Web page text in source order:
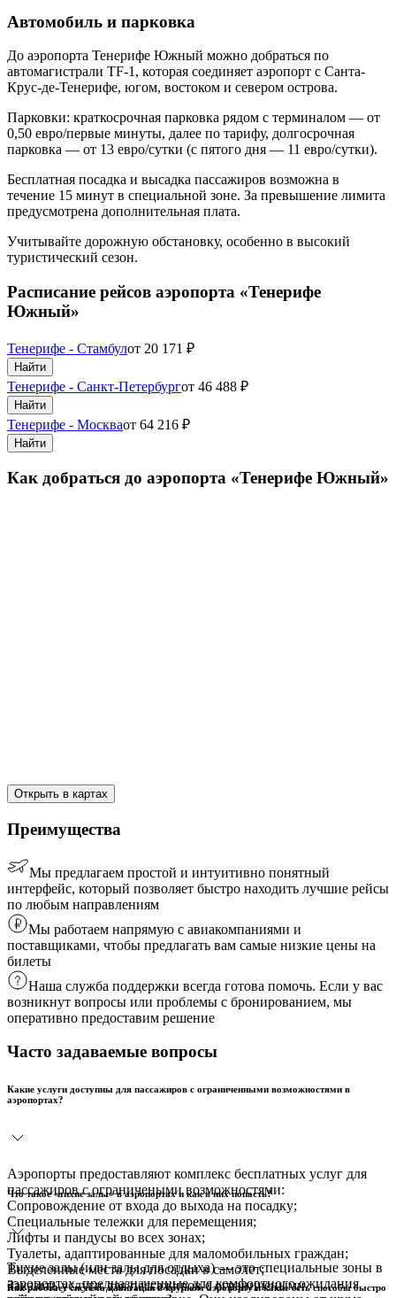
Автомобиль и парковка
До аэропорта Тенерифе Южный можно добраться по
автомагистрали TF-1, которая соединяет аэропорт с Санта-
Крус-де-Тенерифе, югом, востоком и севером острова.
Парковки: краткосрочная парковка рядом с терминалом — от
0,50 евро/первые минуты, далее по тарифу, долгосрочная
парковка — от 13 евро/сутки (с пятого дня — 11 евро/сутки).
Бесплатная посадка и высадка пассажиров возможна в
течение 15 минут в специальной зоне. За превышение лимита
предусмотрена дополнительная плата.
Учитывайте дорожную обстановку, особенно в высокий
туристический сезон.
Расписание рейсов аэропорта «Тенерифе
Южный»
Тенерифе - Стамбулот 20 171 ₽
Найти
Тенерифе - Санкт-Петербургот 46 488 ₽
Найти
Тенерифе - Москваот 64 216 ₽
Найти
Как добраться до аэропорта «Тенерифе Южный»
Открыть в картах
Преимущества
Мы предлагаем простой и интуитивно понятный
интерфейс, который позволяет быстро находить лучшие рейсы
по любым направлениям
Мы работаем напрямую с авиакомпаниями и
поставщиками, чтобы предлагать вам самые низкие цены на
билеты
Наша служба поддержки всегда готова помочь. Если у вас
возникнут вопросы или проблемы с бронированием, мы
оперативно предоставим решение
Часто задаваемые вопросы
Какие услуги доступны для пассажиров с ограниченными возможностями в
аэропортах?
Аэропорты предоставляют комплекс бесплатных услуг для
пассажиров с ограничеными возможностями:
Сопровождение от входа до выхода на посадку;
Специальные тележки для перемещения;
Лифты и пандусы во всех зонах;
Туалеты, адаптированные для маломобильных граждан;
Выделенные места для посадки в самолет;
Заказать услуги для пассажиров с ограничеными
Что такое «тихие залы» в аэропортах и как в них попасть?
Тихие залы (или залы для отдыха) — это специальные зоны в
аэропортах, предназначенные для комфортного ожидания
Как работает система навигации в крупном аэропорту и какие есть способы быстро